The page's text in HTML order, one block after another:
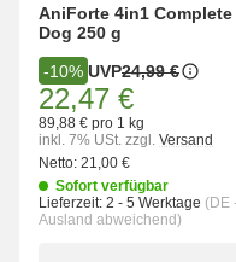
AniForte 4in1 Complete
Dog 250 g
-10% UVP24,99 €
22,47 €
89,88 € pro 1 kg
inkl. 7% USt. zzgl. Versand
Netto: 21,00 €
Sofort verfügbar
Lieferzeit: 2 - 5 Werktage (DE
Ausland abweichend)